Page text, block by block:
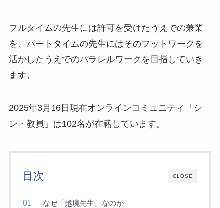
フルタイムの先生には許可を受けたうえでの兼業
を、パートタイムの先生にはそのフットワークを
活かしたうえでのパラレルワークを目指していき
ます。
2025年3月16日現在オンラインコミュニティ「シ
ン・教員」は102名が在籍しています。
CLOSE
目次
なぜ「越境先生」なのか